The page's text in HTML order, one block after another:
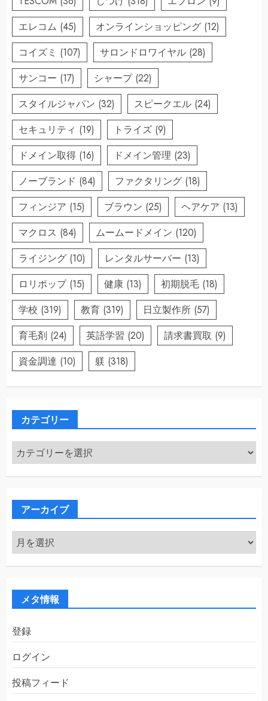
エレコム (45) オンラインショッピング (12)
コイズミ (107) サロンドロワイヤル (28)
サンコー (17) シャープ(22)
スタイルジャパン (32) スピークエル (24)
セキュリティ (19) トライズ (9)
ドメイン取得 (16) ドメイン管理 (23)
ノーブランド (84) ファクタリング (18)
フィンジア (15) ブラウン (25) ヘアケア (13)
マクロス (84) ムームードメイン (120)
ライジング (10) レンタルサーバー (13)
ロリポップ(15) 健康 (13) 初期脱毛 (18)
学校 (319) 教育 (319) 日立製作所 (57)
育毛剤 (24) 英語学習 (20) 請求書買取 (9)
資金調達 (10) 躾 (318)
カテゴリー
カ
テ
ゴ
アーカイブ
ア
ー
カ
メタ情報
登録
ログイン
投稿フィード